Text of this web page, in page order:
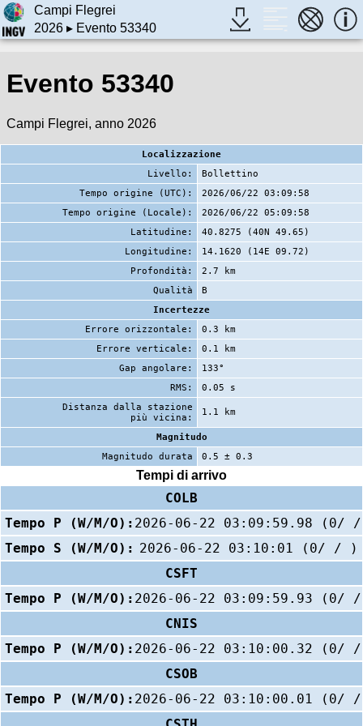
Campi Flegrei
2026▸ Evento 53340
Evento 53340
Campi Flegrei, anno 2026
Localizzazione
Livello:
Bollettino
Tempo origine (UTC):
2026/06/22 03:09:58
Tempo origine (Locale):
2026/06/22 05:09:58
Latitudine:
40.8275 (40N 49.65)
Longitudine:
14.1620 (14E 09.72)
Profondità:
2.7 km
Qualità
B
Incertezze
Errore orizzontale:
0.3 km
Errore verticale:
0.1 km
Gap angolare:
133°
RMS:
0.05 s
Distanza dalla stazione
più vicina:
1.1 km
Magnitudo
Magnitudo durata
0.5 ± 0.3
Tempi di arrivo
COLB
Tempo P (W/M/O): 2026-06-22 03:09:59.98 (0/
Tempo S (W/M/O): 2026-06-22 03:10:01 (0/ / )
CSFT
Tempo P (W/M/O): 2026-06-22 03:09:59.93 (0/
CNIS
Tempo P (W/M/O): 2026-06-22 03:10:00.32 (0/
CSOB
Tempo P (W/M/O): 2026-06-22 03:10:00.01 (0/